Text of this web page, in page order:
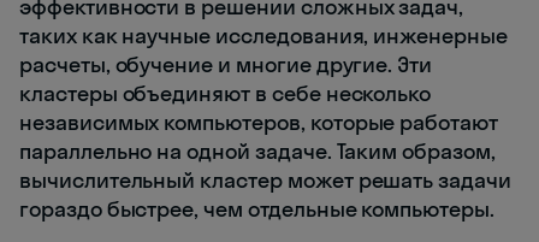
эффективности в решении сложных задач,
таких как научные исследования, инженерные
расчеты, обучение и многие другие. Эти
кластеры объединяют в себе несколько
независимых компьютеров, которые работают
параллельно на одной задаче. Таким образом,
вычислительный кластер может решать задачи
гораздо быстрее, чем отдельные компьютеры.